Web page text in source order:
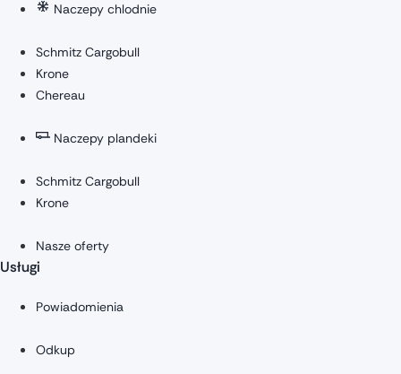
Naczepy chlodnie
Schmitz Cargobull
Krone
Chereau
Naczepy plandeki
Schmitz Cargobull
Krone
Nasze oferty
Usługi
Powiadomienia
Odkup